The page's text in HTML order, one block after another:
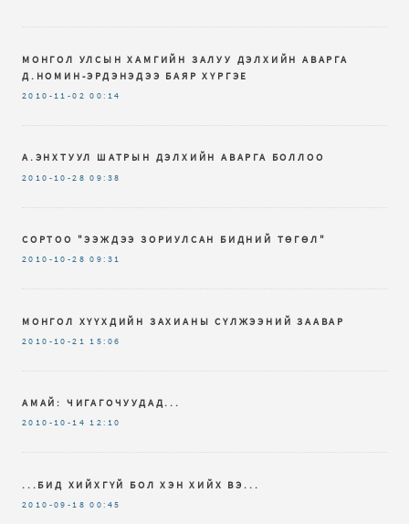
МОНГОЛ УЛСЫН ХАМГИЙН ЗАЛУУ ДЭЛХИЙН АВАРГА
Д.НОМИН-ЭРДЭНЭДЭЭ БАЯР ХҮРГЭЕ
2010-11-02 00:14
А.ЭНХТУУЛ ШАТРЫН ДЭЛХИЙН АВАРГА БОЛЛОО
2010-10-28 09:38
СОРТОО "ЭЭЖДЭЭ ЗОРИУЛСАН БИДНИЙ ТӨГӨЛ"
2010-10-28 09:31
МОНГОЛ ХҮҮХДИЙН ЗАХИАНЫ СҮЛЖЭЭНИЙ ЗААВАР
2010-10-21 15:06
АМАЙ: ЧИГАГОЧУУДАД...
2010-10-14 12:10
...БИД ХИЙХГҮЙ БОЛ ХЭН ХИЙХ ВЭ...
2010-09-18 00:45